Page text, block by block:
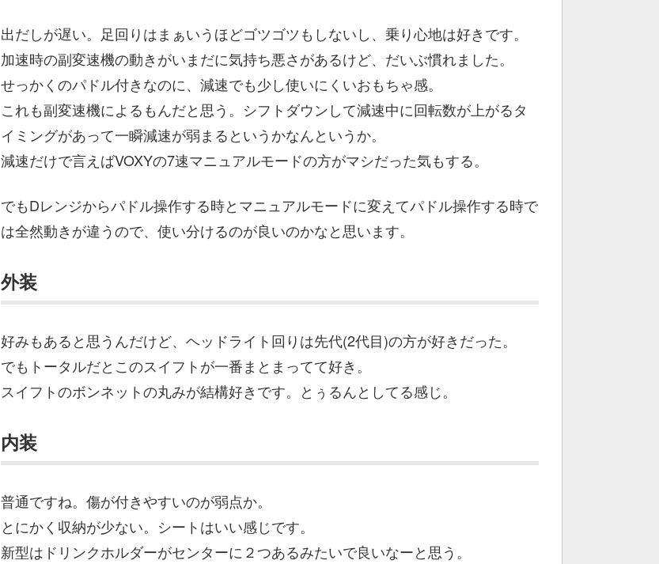
出だしが遅い。足回りはまぁいうほどゴツゴツもしないし、乗り心地は好きです。
加速時の副変速機の動きがいまだに気持ち悪さがあるけど、だいぶ慣れました。
せっかくのパドル付きなのに、減速でも少し使いにくいおもちゃ感。
これも副変速機によるもんだと思う。シフトダウンして減速中に回転数が上がるタ
イミングがあって一瞬減速が弱まるというかなんというか。
減速だけで言えばVOXYの7速マニュアルモードの方がマシだった気もする。
でもDレンジからパドル操作する時とマニュアルモードに変えてパドル操作する時で
は全然動きが違うので、使い分けるのが良いのかなと思います。
外装
好みもあると思うんだけど、ヘッドライト回りは先代(2代目)の方が好きだった。
でもトータルだとこのスイフトが一番まとまってて好き。
スイフトのボンネットの丸みが結構好きです。とぅるんとしてる感じ。
内装
普通ですね。傷が付きやすいのが弱点か。
とにかく収納が少ない。シートはいい感じです。
新型はドリンクホルダーがセンターに２つあるみたいで良いなーと思う。